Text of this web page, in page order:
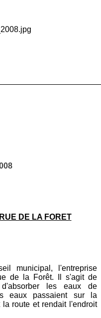
DE LA FORET
municipal, l'entreprise
de la Forêt. Il s'agit de
les eaux de
eaux passaient sur la
route et rendait l'endroit